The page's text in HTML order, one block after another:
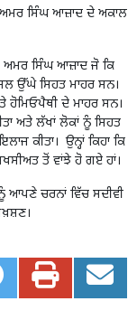
ਸਿੰਘ ਆਜ਼ਾਦ ਦੇ ਅਕਾਲ
ਅਮਰ ਸਿੰਘ ਆਜ਼ਾਦ ਜੋ ਕਿ
ਉੱਘੇ ਸਿਹਤ ਮਾਹਰ ਸਨ।
ਹੋਮਿਓਪੈਥੀ ਦੇ ਮਾਹਰ ਸਨ।
ਅਤੇ ਲੱਖਾਂ ਲੋਕਾਂ ਨੂੰ ਸਿਹਤ
ਕੀਤਾ। ਉਨ੍ਹਾਂ ਕਿਹਾ ਕਿ
ਤੋਂ ਵਾਂਝੇ ਹੋ ਗਏ ਹਾਂ।
ਆਪਣੇ ਚਰਨਾਂ ਵਿੱਚ ਸਦੀਵੀ